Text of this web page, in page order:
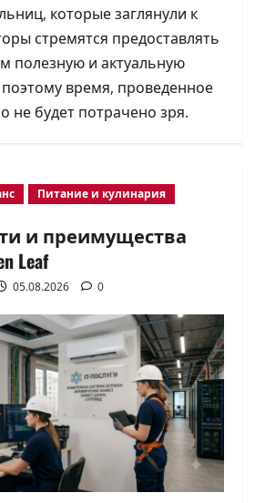
которые заглянули к
стремятся предоставлять
полезную и актуальную
время, проведенное
не будет потрачено зря.
Питание и кулинария
и преимущества
Leaf
05.08.2026 0